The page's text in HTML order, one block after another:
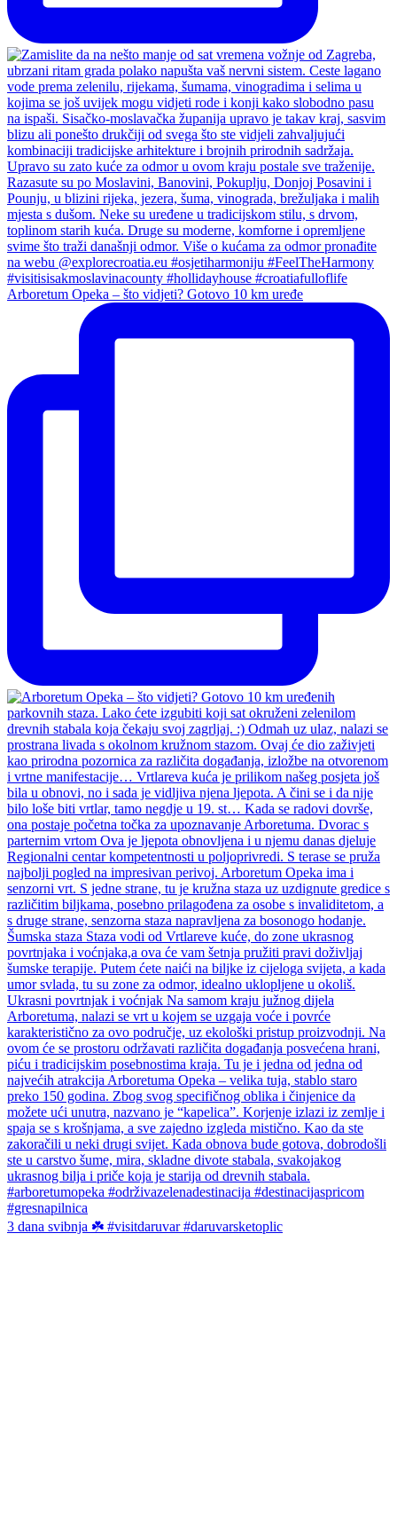
Arboretum Opeka – što vidjeti? Gotovo 10 km uređe
3 dana svibnja ☘️ #visitdaruvar #daruvarsketoplic